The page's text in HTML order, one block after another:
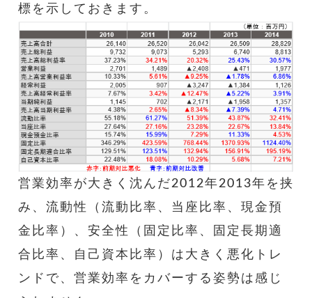
標を示しておきます。
営業効率が大きく沈んだ2012年2013年を挟
み、流動性（流動比率、当座比率、現金預
金比率）、安全性（固定比率、固定長期適
合比率、自己資本比率）は大きく悪化トレ
ンドで、営業効率をカバーする姿勢は感じ